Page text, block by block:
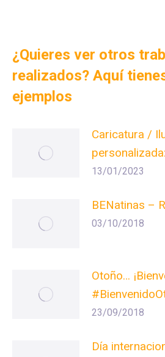
¿Quieres ver otros
realizados? Aquí
ejemplos
Caricatura /
13/01/2023
BENatinas –
03/10/2018
Otoño…
23/09/2018
Día